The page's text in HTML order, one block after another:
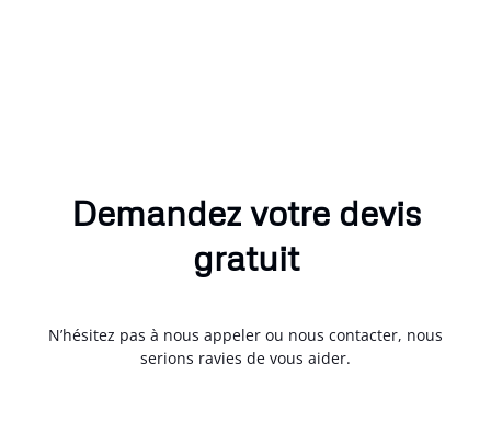
Demandez votre devis
gratuit
N’hésitez pas à nous appeler ou nous contacter, nous
serions ravies de vous aider.